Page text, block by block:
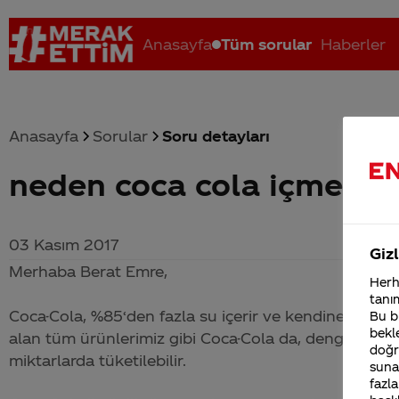
Anasayfa Tüm sorular Haberler
Coca-Cola nerenin malı? Coca cola İsrail malı mı Yani ...
Anasayfa Sorular Soru detayları
neden coca cola
03 Kasım 2017
Merhaba Berat Emre,
Coca-Cola, %85‘den fazla su içerir ve kendine özgü
alan tüm ürünlerimiz gibi Coca-Cola da, dengeli ve
miktarlarda tüketilebilir.
Bu